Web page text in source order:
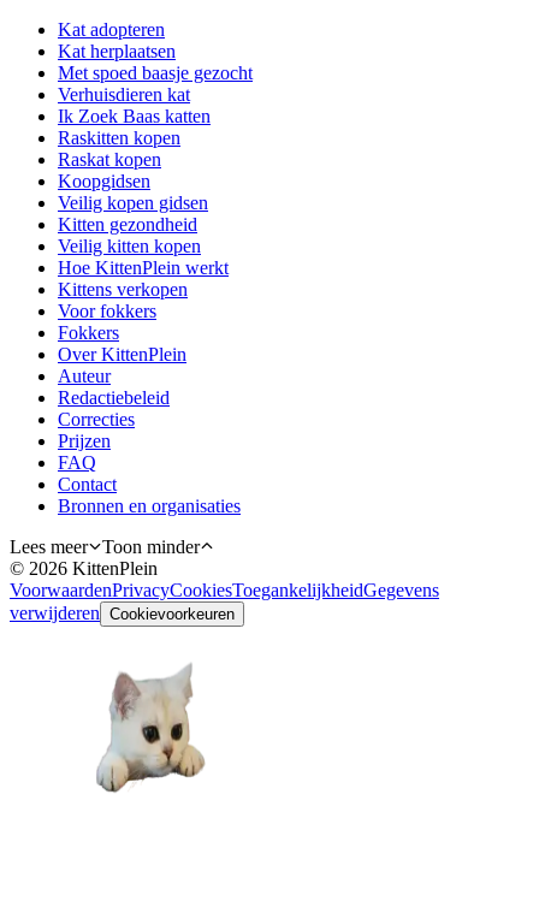
Kat adopteren
Kat herplaatsen
Met spoed baasje gezocht
Verhuisdieren kat
Ik Zoek Baas katten
Raskitten kopen
Raskat kopen
Koopgidsen
Veilig kopen gidsen
Kitten gezondheid
Veilig kitten kopen
Hoe KittenPlein werkt
Kittens verkopen
Voor fokkers
Fokkers
Over KittenPlein
Auteur
Redactiebeleid
Correcties
Prijzen
FAQ
Contact
Bronnen en organisaties
Lees meer
Toon minder
© 2026 KittenPlein
VoorwaardenPrivacyCookiesToegankelijkheidGegevens
verwijderen Cookievoorkeuren